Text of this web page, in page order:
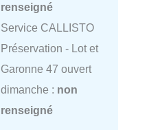
renseigné
Service CALLISTO
Préservation - Lot et
Garonne 47 ouvert
dimanche : non
renseigné